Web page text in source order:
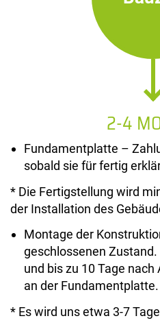
2-4
Fundamentplatte –
sobald sie für fertig
* Die Fertigstellung wird
der Installation des
Montage der
geschlossenen
und bis zu 10 Tage
an der Fundamentplatte.
* Es wird uns etwa 3-7